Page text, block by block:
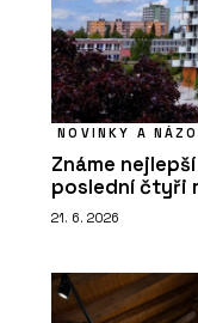
NOVINKY A
Známe
poslední čtyři
21. 6. 2026